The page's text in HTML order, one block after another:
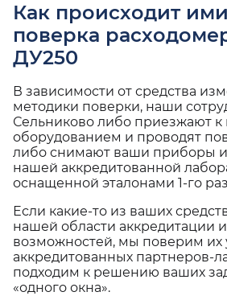
Как происходит
поверка
ДУ250
В зависимости от средства
методики поверки, наши
Сельниково либо приезжают к
оборудованием и проводят
либо снимают ваши приборы
нашей аккредитованной
оснащенной эталонами 1-го
Если какие-то из ваших
нашей области аккредитации
возможностей, мы поверим их
аккредитованных партнеров-
подходим к решению ваших
«одного окна».